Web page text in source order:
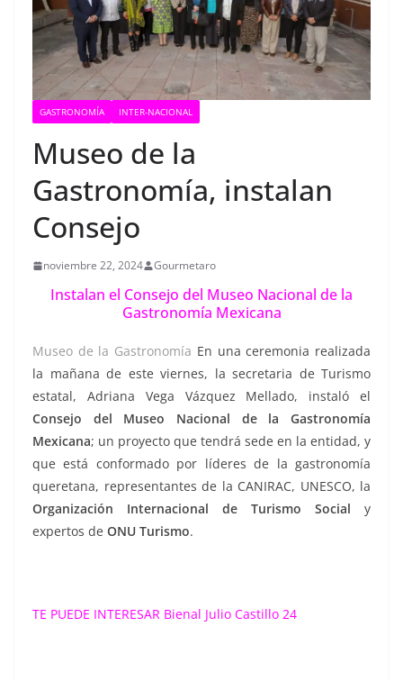
GASTRONOMÍA INTER-NACIONAL
Museo de la
Gastronomía, instalan
Consejo
noviembre 22, 2024 Gourmetaro
Instalan el Consejo del Museo Nacional de la
Gastronomía Mexicana
Museo de la Gastronomía En una ceremonia realizada
la mañana de este viernes, la secretaria de Turismo
estatal, Adriana Vega Vázquez Mellado, instaló el
Consejo del Museo Nacional de la Gastronomía
Mexicana; un proyecto que tendrá sede en la entidad, y
que está conformado por líderes de la gastronomía
queretana, representantes de la CANIRAC, UNESCO, la
Organización Internacional de Turismo Social y
expertos de ONU Turismo.
TE PUEDE INTERESAR Bienal Julio Castillo 24